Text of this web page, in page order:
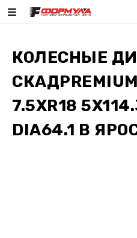
КОЛЕСНЫЕ
7.5XR18
DIA64.1 В